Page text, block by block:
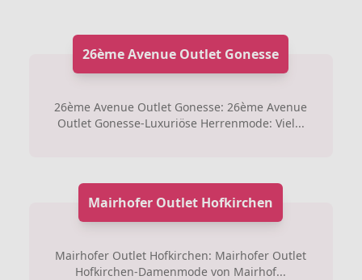
26ème Avenue Outlet Gonesse
26ème Avenue Outlet Gonesse: 26ème Avenue
Outlet Gonesse-Luxuriöse Herrenmode: Viel...
Mairhofer Outlet Hofkirchen
Mairhofer Outlet Hofkirchen: Mairhofer Outlet
Hofkirchen-Damenmode von Mairhof...